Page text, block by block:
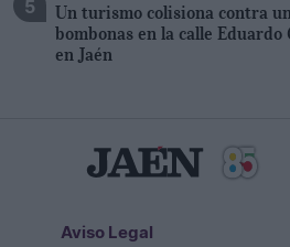
Un turismo colisiona contra
bombonas en la calle
en Jaén
Aviso Legal